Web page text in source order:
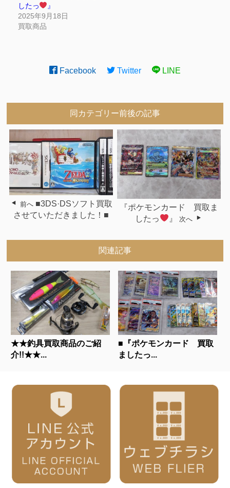
したっ
』
2025年9月18日
買取商品
Facebook Twitter LINE
同カテゴリー前後の記事
前へ ■3DS·DSソフト買取
させていただきました！■
『ポケモンカード 買取ま
したっ
』 次へ
関連記事
★★釣具買取商品のご紹
介!!★★...
■『ポケモンカード 買取
ましたっ...